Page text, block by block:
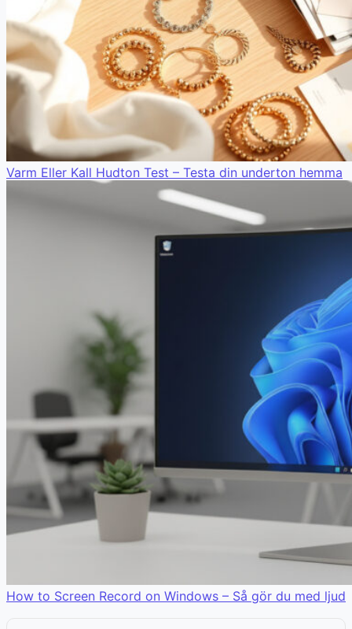
Varm Eller Kall Hudton Test – Testa din underton hemma
How to Screen Record on Windows – Så gör du med ljud